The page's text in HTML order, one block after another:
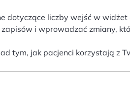
dotyczące liczby wejść w
zapisów i wprowadzać zmiany,
tym, jak pacjenci korzystają z